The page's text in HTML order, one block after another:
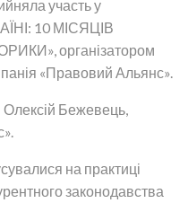
участь у
10 МІСЯЦІВ
організатором
«Правовий Альянс».
Бежевець,
на практиці
законодавства